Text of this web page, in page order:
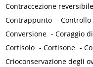
Contraccezione
Contrappunto -Controllo
Conversione -Coraggio
Cortisolo -Cortisone -
Crioconservazione degli